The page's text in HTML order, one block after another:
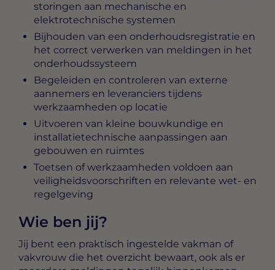
storingen aan mechanische en
elektrotechnische systemen
Bijhouden van een onderhoudsregistratie en
het correct verwerken van meldingen in het
onderhoudssysteem
Begeleiden en controleren van externe
aannemers en leveranciers tijdens
werkzaamheden op locatie
Uitvoeren van kleine bouwkundige en
installatietechnische aanpassingen aan
gebouwen en ruimtes
Toetsen of werkzaamheden voldoen aan
veiligheidsvoorschriften en relevante wet- en
regelgeving
Wie ben jij?
Jij bent een praktisch ingestelde vakman of
vakvrouw die het overzicht bewaart, ook als er